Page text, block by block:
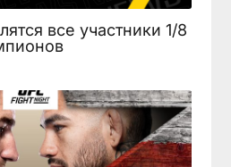
все участники 1/8